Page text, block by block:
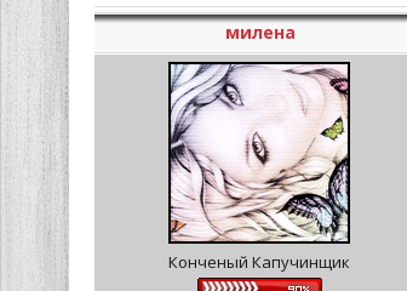
милена
Конченый Капучинщик